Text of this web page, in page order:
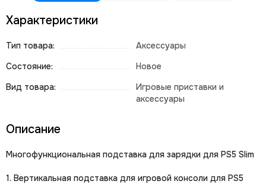
Характеристики
Тип товара:
Аксессуары
Состояние:
Новое
Вид товара:
Игровые приставки и
аксессуары
Описание
Многофункциональная подставка для зарядки для PS5 Slim
1. Вертикальная подставка для игровой консоли для PS5